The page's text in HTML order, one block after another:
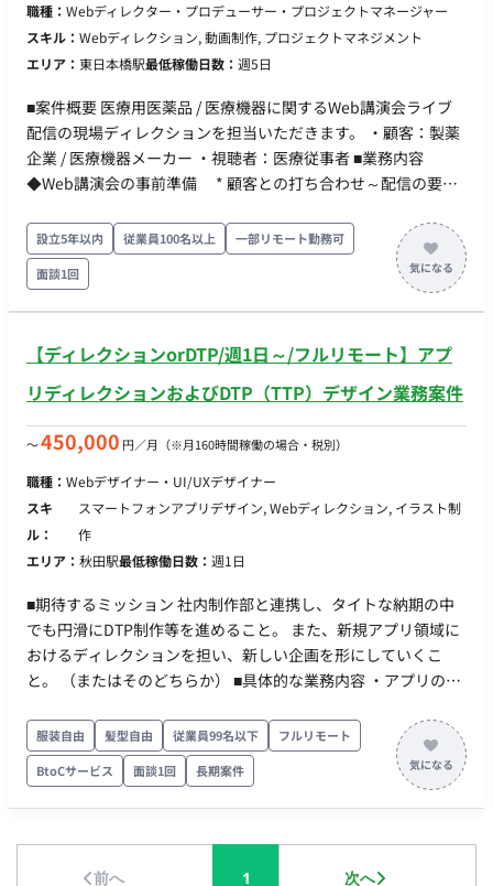
職種： Webディレクター・プロデューサー・プロジェクトマネージャー
スキル： Webディレクション, 動画制作, プロジェクトマネジメント
エリア： 東日本橋駅最低稼働日数： 週5日
■案件概要 医療用医薬品 / 医療機器に関するWeb講演会ライブ
配信の現場ディレクションを担当いただきます。 ・顧客：製薬
企業 / 医療機器メーカー ・視聴者：医療従事者 ■業務内容
◆Web講演会の事前準備 * 顧客との打ち合わせ～配信の要件
材構成・人員配置） * 外部協力会社との連絡、調整 ◆配信当
日の現場オペレーション * 配信会場の設営、機材施工 * 外
部協力会社含む当日スタッフへの指示、統括 * 配信ディレク
ション・映像音響機器のオペレート * 出演者医師への接遇対
* 障害発生時の切り分け～原因特定～復旧 * 現場トラブル
の再発防止策実行 ※講演会の当日立ち合いが発生するため、宿
す。 ■配属部署 イベント生産グループ デジタルイベントユニ
業務が、より良い医療の実現につながっていく仕組み ・カメ
ラ、音響、ネットワーク、エンコード、動画編集など幅広いス
キルを身に付けていただく機会 ・リモート勤務を取り入れた柔
軟な働き方 ■稼働に関して ・参画開始日：9/1を想定 ・リモー
設立5年以内 従業員100名以上
一部リモート勤務可
面談1回
【ディレクションorDTP/週1日～/フルリモート】アプ
リディレクションおよびDTP（TTP）デザイン業務案件
〜450,000 円／月 （※月160時間稼働の場合・税別）
職種： Webデザイナー・UI/UXデザイナー
スキ
ル：
スマートフォンアプリデザイン, Webディレクション, イラスト制
作
エリア： 秋田駅最低稼働日数： 週1日
■期待するミッション 社内制作部と連携し、タイトな納期の中
でも円滑にDTP制作等を進めること。 また、新規アプリ領域に
おけるディレクションを担い、新しい企画を形にしていくこ
と。 （またはそのどちらか） ■具体的な業務内容 ・アプリのデ
ームページ関連の作業 ・社内制作部との連携、進行管理 ※アプ
リディレクションとDTP作業の両方をご対応いただける方がベ
ストですが、どちらか一方のみの得意領域でのご参画もご相談
可能です。 ■担当工程（業務範囲） 企画立案からディレクショ
服装自由 髪型自由 従業員99名以下
フルリモート
BtoCサービス
面談1回 長期案件
前へ 1 次へ